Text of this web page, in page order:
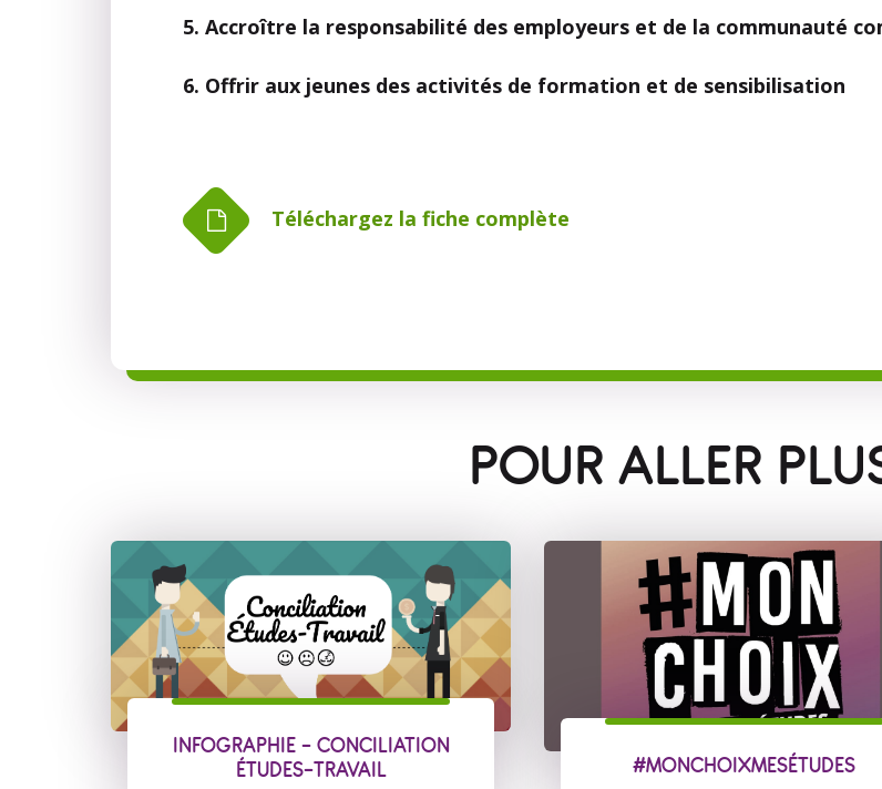
5. Accroître la responsabilité des employeurs et de la communauté
6. Offrir aux jeunes des activités de formation et de sensibilisation
Téléchargez la fiche complète
POUR ALLER
INFOGRAPHIE - CONCILIATION
ÉTUDES-TRAVAIL
#MONCHOIXMESÉTUDES